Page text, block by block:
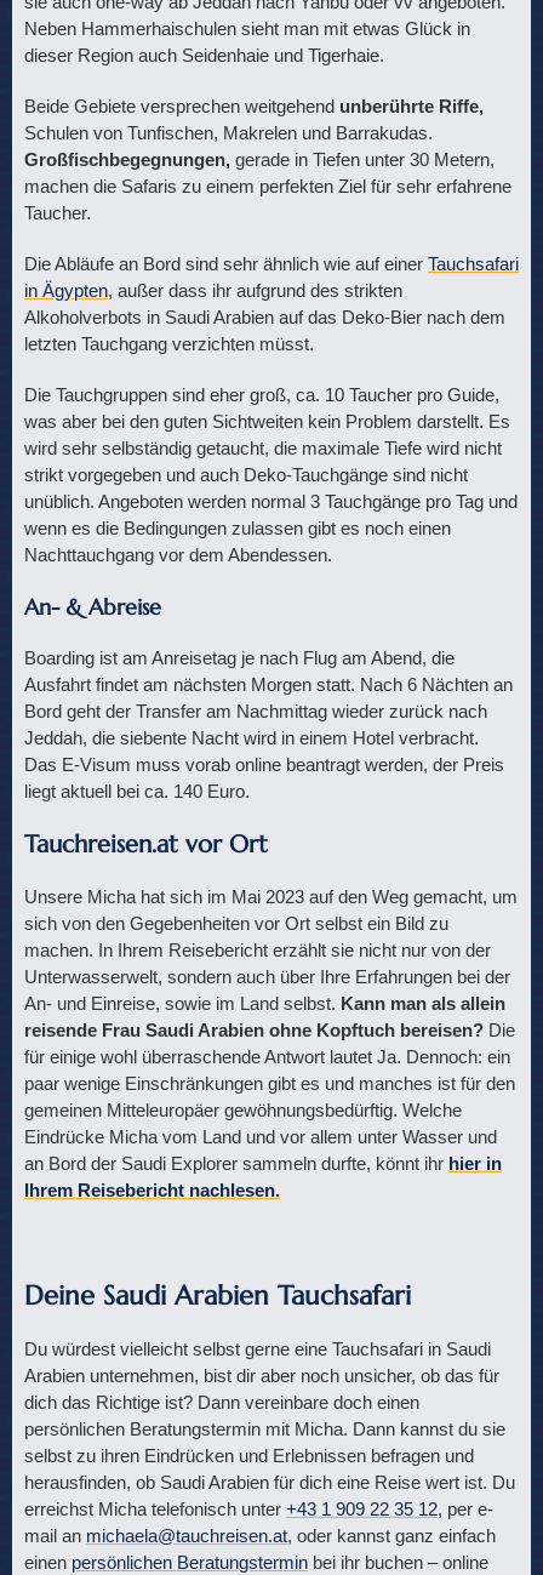
Neben Hammerhaischulen sieht man mit etwas Glück in
dieser Region auch Seidenhaie und Tigerhaie.
Beide Gebiete versprechen weitgehend unberührte Riffe,
Schulen von Tunfischen, Makrelen und Barrakudas.
Großfischbegegnungen, gerade in Tiefen unter 30 Metern,
machen die Safaris zu einem perfekten Ziel für sehr erfahrene
Taucher.
Die Abläufe an Bord sind sehr ähnlich wie auf einer Tauchsafari
in Ägypten, außer dass ihr aufgrund des strikten
Alkoholverbots in Saudi Arabien auf das Deko-Bier nach dem
letzten Tauchgang verzichten müsst.
Die Tauchgruppen sind eher groß, ca. 10 Taucher pro Guide,
was aber bei den guten Sichtweiten kein Problem darstellt. Es
wird sehr selbständig getaucht, die maximale Tiefe wird nicht
strikt vorgegeben und auch Deko-Tauchgänge sind nicht
unüblich. Angeboten werden normal 3 Tauchgänge pro Tag und
wenn es die Bedingungen zulassen gibt es noch einen
Nachttauchgang vor dem Abendessen.
An- & Abreise
Boarding ist am Anreisetag je nach Flug am Abend, die
Ausfahrt findet am nächsten Morgen statt. Nach 6 Nächten an
Bord geht der Transfer am Nachmittag wieder zurück nach
Jeddah, die siebente Nacht wird in einem Hotel verbracht.
Das E-Visum muss vorab online beantragt werden, der Preis
liegt aktuell bei ca. 140 Euro.
Tauchreisen.at vor Ort
Unsere Micha hat sich im Mai 2023 auf den Weg gemacht, um
sich von den Gegebenheiten vor Ort selbst ein Bild zu
machen. In Ihrem Reisebericht erzählt sie nicht nur von der
Unterwasserwelt, sondern auch über Ihre Erfahrungen bei der
An- und Einreise, sowie im Land selbst. Kann man als allein
reisende Frau Saudi Arabien ohne Kopftuch bereisen? Die
für einige wohl überraschende Antwort lautet Ja. Dennoch: ein
paar wenige Einschränkungen gibt es und manches ist für den
gemeinen Mitteleuropäer gewöhnungsbedürftig. Welche
Eindrücke Micha vom Land und vor allem unter Wasser und
an Bord der Saudi Explorer sammeln durfte, könnt ihr hier in
Ihrem Reisebericht nachlesen.
Deine Saudi Arabien Tauchsafari
Du würdest vielleicht selbst gerne eine Tauchsafari in Saudi
Arabien unternehmen, bist dir aber noch unsicher, ob das für
dich das Richtige ist? Dann vereinbare doch einen
persönlichen Beratungstermin mit Micha. Dann kannst du sie
selbst zu ihren Eindrücken und Erlebnissen befragen und
herausfinden, ob Saudi Arabien für dich eine Reise wert ist. Du
erreichst Micha telefonisch unter +43 1 909 22 35 12, per e-
mail an michaela@tauchreisen.at, oder kannst ganz einfach
einen persönlichen Beratungstermin bei ihr buchen – online